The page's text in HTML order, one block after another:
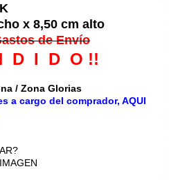
x 8,50 cm alto
de Envío
D I D O !!
/ Zona Glorias
a cargo del comprador, AQUI